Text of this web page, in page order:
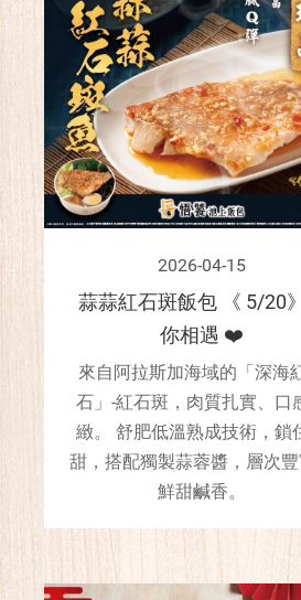
2026-04-15
蒜蒜紅石斑飯包 《 5/20
你相遇 ❤️
來自阿拉斯加海域的「深海
石」-紅石斑，肉質扎實、口
緻。 舒肥低溫熟成技術，鎖
甜，搭配獨製蒜蓉醬，層次豐
鮮甜鹹香。